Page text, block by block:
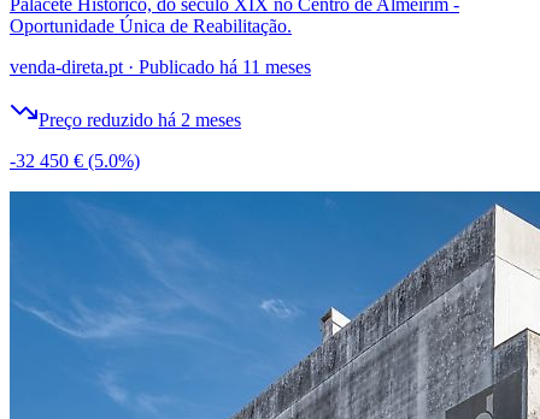
Oportunidade Única de Reabilitação.
venda-direta.pt · Publicado há 11 meses
Preço reduzido há 2 meses
-32 450 € (5.0%)